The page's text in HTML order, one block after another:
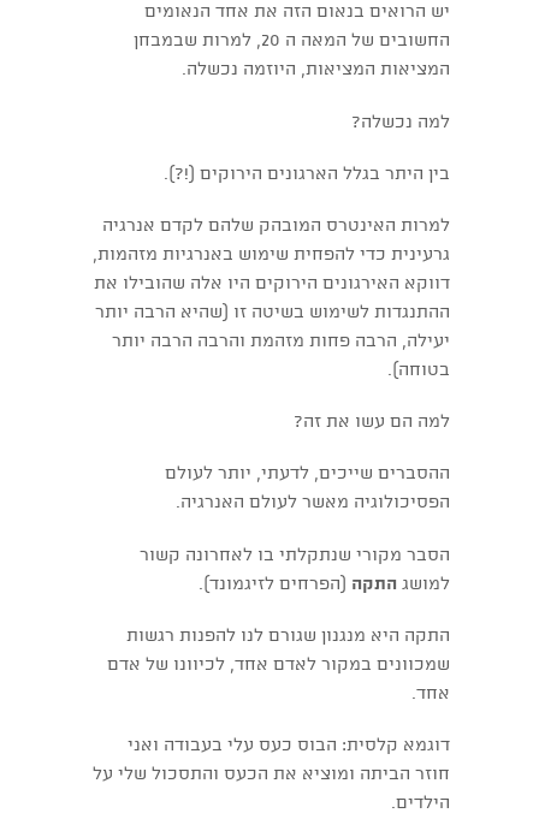
יש הרואים בנאום הזה את אחד הנאומים
החשובים של המאה ה 20, למרות שבמבחן
המציאות המציאות, היוזמה נכשלה.
למה נכשלה?
בין היתר בגלל הארגונים הירוקים (!?).
למרות האינטרס המובהק שלהם לקדם אנרגיה
גרעינית כדי להפחית שימוש באנרגיות מזהמות,
דווקא האירגונים הירוקים היו אלה שהובילו את
ההתנגדות לשימוש בשיטה זו (שהיא הרבה יותר
יעילה, הרבה פחות מזהמת והרבה הרבה יותר
בטוחה).
למה הם עשו את זה?
ההסברים שייכים, לדעתי, יותר לעולם
הפסיכולוגיה מאשר לעולם האנרגיה.
הסבר מקורי שנתקלתי בו לאחרונה קשור
למושג התקה (הפרחים לזיגמונד).
התקה היא מנגנון שגורם לנו להפנות רגשות
שמכוונים במקור לאדם אחד, לכיוונו של אדם
אחד.
דוגמא קלסית: הבוס כעס עלי בעבודה ואני
חוזר הביתה ומוציא את הכעס והתסכול שלי על
הילדים.